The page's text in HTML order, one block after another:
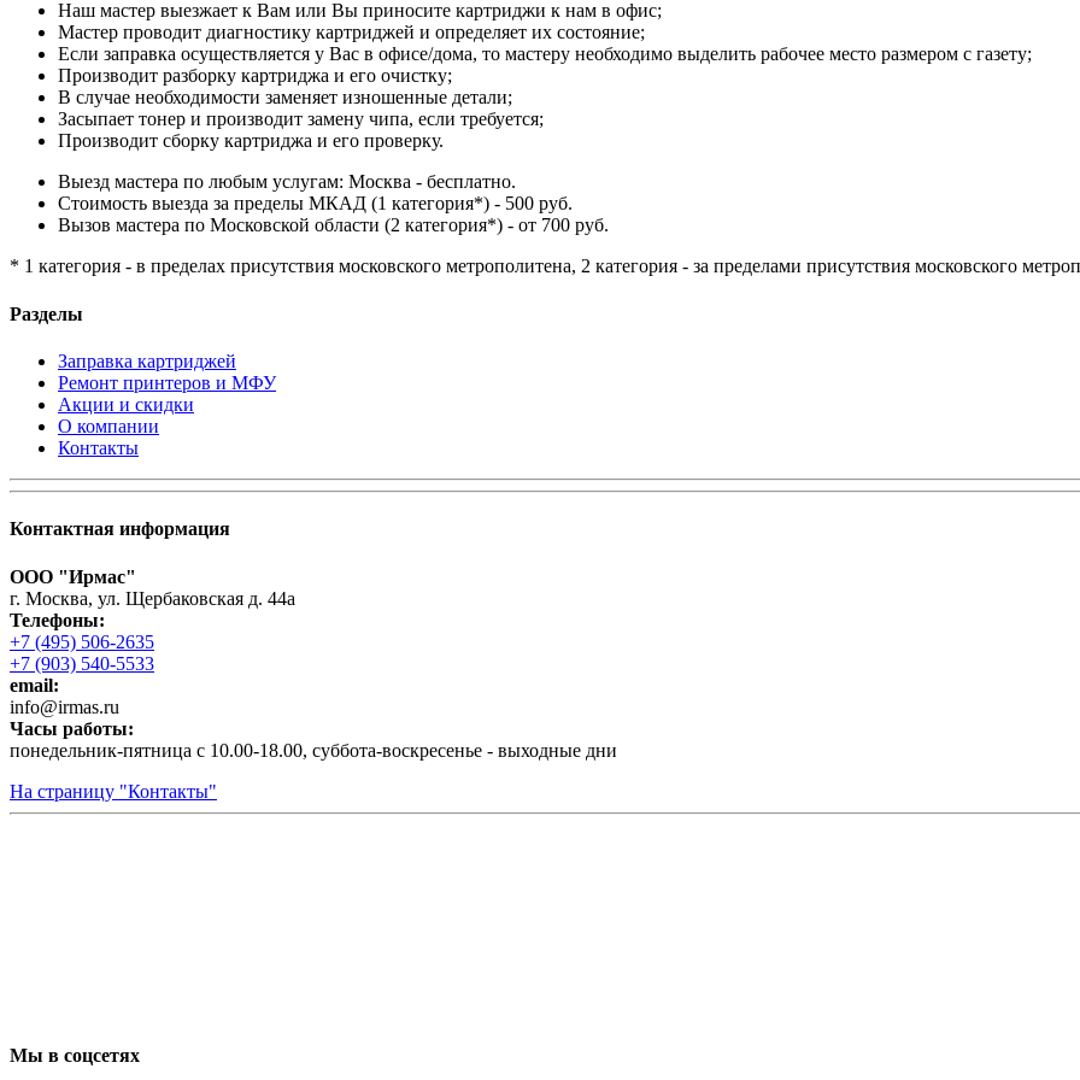
Наш мастер выезжает к Вам или Вы приносите картриджи к нам в офис;
Мастер проводит диагностику картриджей и определяет их состояние;
Если заправка осуществляется у Вас в офисе/дома, то мастеру необходимо выделить рабочее место размером с газету;
Производит разборку картриджа и его очистку;
В случае необходимости заменяет изношенные детали;
Засыпает тонер и производит замену чипа, если требуется;
Производит сборку картриджа и его проверку.
Выезд мастера по любым услугам: Москва - бесплатно.
Стоимость выезда за пределы МКАД (1 категория*) - 500 руб.
Вызов мастера по Московской области (2 категория*) - от 700 руб.
* 1 категория - в пределах присутствия московского метрополитена, 2 категория - за пределами присутствия московского
Разделы
Заправка картриджей
Ремонт принтеров и МФУ
Акции и скидки
О компании
Контакты
Контактная информация
ООО "Ирмас"
г. Москва, ул. Щербаковская д. 44а
Телефоны:
+7 (495) 506-2635
+7 (903) 540-5533
email:
infо@irmas.ru
Часы работы:
понедельник-пятница с 10.00-18.00, суббота-воскресенье - выходные дни
На страницу "Контакты"
Мы в соцсетях